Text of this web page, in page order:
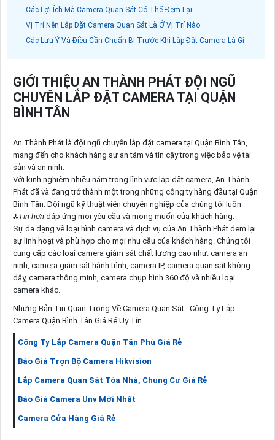
Các Lợi Ích Mà Camera Quan Sát Có Thể Đem Lại
Vị Trí Nên Lắp Đặt Camera Quan Sát Là Ở Vị Trí Nào
Các Lưu Ý Và Điều Cần Chuẩn Bị Trước Khi Lắp Đặt Camera Là Gì
GIỚI THIỆU AN THÀNH PHÁT ĐỘI NGŨ
CHUYÊN LẮP ĐẶT CAMERA TẠI QUẬN
BÌNH TÂN
An Thành Phát là đội ngũ chuyên lắp đặt camera tại Quận Bình Tân,
mang đến cho khách hàng sự an tâm và tin cậy trong việc bảo vệ tài
sản và an ninh.
Với kinh nghiệm nhiều năm trong lĩnh vực lắp đặt camera, An Thành
Phát đã và đang trở thành một trong những công ty hàng đầu tại Quận
Bình Tân. Đội ngũ kỹ thuật viên chuyên nghiệp của chúng tôi luôn
⁂Tin hơnđáp ứng mọi yêu cầu và mong muốn của khách hàng.
Sự đa dạng về loại hình camera và dịch vụ của An Thành Phát đem lại
sự linh hoạt và phù hợp cho mọi nhu cầu của khách hàng. Chúng tôi
cung cấp các loại camera giám sát chất lượng cao như: camera an
ninh, camera giám sát hành trình, camera IP, camera quan sát không
dây, camera thông minh, camera chụp hình 360 độ và nhiều loại
camera khác.
Những Bản Tin Quan Trọng Về Camera Quan Sát : Công Ty Lắp
Camera Quận Bình Tân Giá Rẻ Uy Tín
Công Ty Lắp Camera Quận Tân Phú Giá Rẻ
Báo Giá Trọn Bộ Camera Hikvision
Lắp Camera Quan Sát Tòa Nhà, Chung Cư Giá Rẻ
Báo Giá Camera Unv Mới Nhất
Camera Cửa Hàng Giá Rẻ